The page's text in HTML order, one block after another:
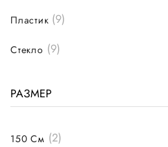
Пластик (9)
Стекло (9)
РАЗМЕР
150 См (2)